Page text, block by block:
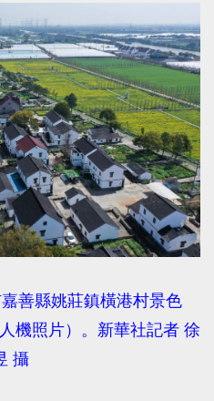
善縣姚莊鎮橫港村景色
機照片）。新華社記者 徐
攝